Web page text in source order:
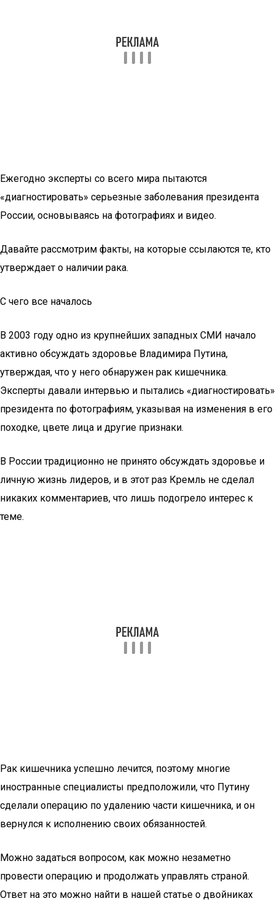
Ежегодно эксперты со всего мира пытаются
«диагностировать» серьезные заболевания президента
России, основываясь на фотографиях и видео.
Давайте рассмотрим факты, на которые ссылаются те, кто
утверждает о наличии рака.
С чего все началось
В 2003 году одно из крупнейших западных СМИ начало
активно обсуждать здоровье Владимира Путина,
утверждая, что у него обнаружен рак кишечника.
Эксперты давали интервью и пытались «диагностировать»
президента по фотографиям, указывая на изменения в его
походке, цвете лица и другие признаки.
В России традиционно не принято обсуждать здоровье и
личную жизнь лидеров, и в этот раз Кремль не сделал
никаких комментариев, что лишь подогрело интерес к
теме.
Рак кишечника успешно лечится, поэтому многие
иностранные специалисты предположили, что Путину
сделали операцию по удалению части кишечника, и он
вернулся к исполнению своих обязанностей.
Можно задаться вопросом, как можно незаметно
провести операцию и продолжать управлять страной.
Ответ на это можно найти в нашей статье о двойниках